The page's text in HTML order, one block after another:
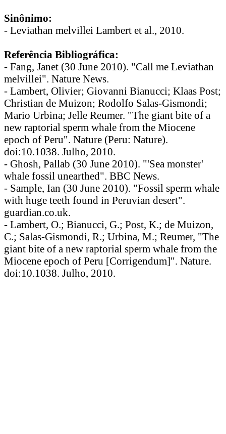
Sinônimo:
- Leviathan melvillei Lambert et al., 2010.
Referência Bibliográfica:
- Fang, Janet (30 June 2010). "Call me Leviathan
melvillei". Nature News.
- Lambert, Olivier; Giovanni Bianucci; Klaas Post;
Christian de Muizon; Rodolfo Salas-Gismondi;
Mario Urbina; Jelle Reumer. "The giant bite of a
new raptorial sperm whale from the Miocene
epoch of Peru". Nature (Peru: Nature).
doi:10.1038. Julho, 2010.
- Ghosh, Pallab (30 June 2010). "'Sea monster'
whale fossil unearthed". BBC News.
- Sample, Ian (30 June 2010). "Fossil sperm whale
with huge teeth found in Peruvian desert".
guardian.co.uk.
- Lambert, O.; Bianucci, G.; Post, K.; de Muizon,
C.; Salas-Gismondi, R.; Urbina, M.; Reumer, "The
giant bite of a new raptorial sperm whale from the
Miocene epoch of Peru [Corrigendum]". Nature.
doi:10.1038. Julho, 2010.